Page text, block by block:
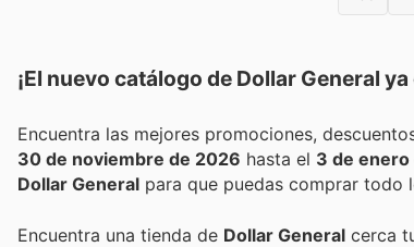
¡El nuevo catálogo de Dollar General ya
30 de noviembre de 2026 hasta el 3 de
Dollar General para que puedas comprar todo
Encuentra una tienda de Dollar General cerca